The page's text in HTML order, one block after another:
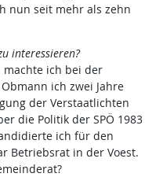
nun seit mehr als zehn
interessieren?
ich bei der
ich zwei Jahre
der Verstaatlichten
die Politik der SPÖ 1983
ich für den
Betriebsrat in der Voest.